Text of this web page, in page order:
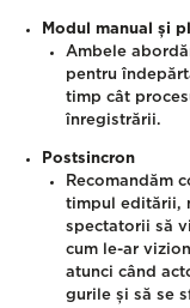
Modul manual și
Ambele
pentru
timp cât
înregistrării.
Postsincron
Recomandăm
timpul editării,
spectatorii să
cum le-ar
atunci când
gurile și să se